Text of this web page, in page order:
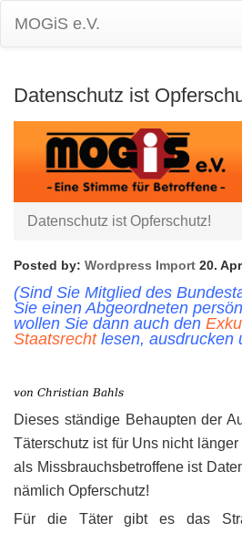
MOGiS e.V.
Datenschutz ist
Datenschutz ist Opferschutz!
Posted by: Wordpress Import 20.
(Sind Sie Mitglied des
Sie einen Abgeordneten
wollen Sie dann auch den
Staatsrechtlesen, ausdrucken
Dieses ständige Behaupten der
Täterschutz ist für Uns nicht
als Missbrauchsbetroffene ist
nämlich Opferschutz!
Für die Täter gibt es das